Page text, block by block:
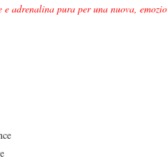
e adrenalina pura per una nuova,